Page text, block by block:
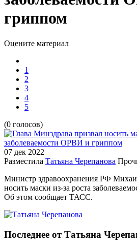
гриппом
Оцените материал
1
2
3
4
5
(0 голосов)
07 дек 2022
Разместила Татьяна Черепанова
Министр здравоохранения РФ
носить маски из-за роста
Об этом сообщает ТАСС.
Последнее от Татьяна